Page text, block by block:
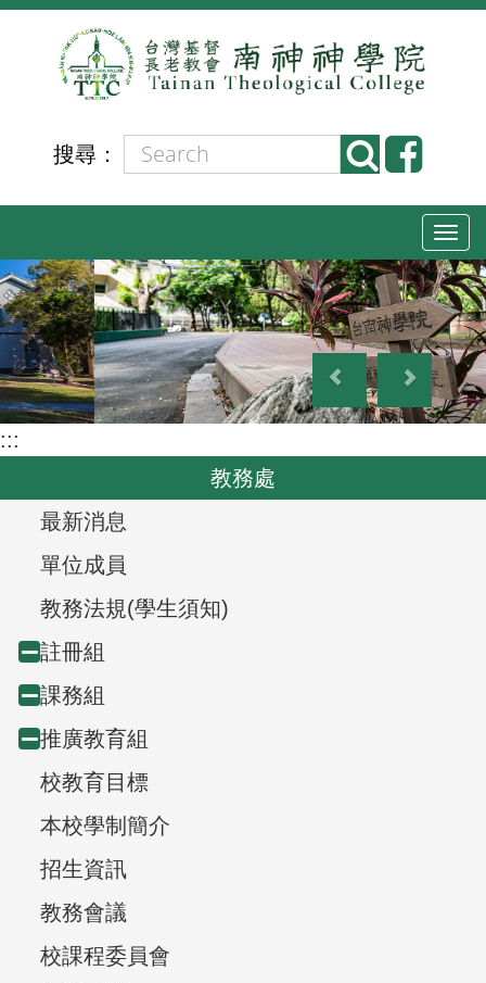
跳
搜尋：
T
o
g
g
l
e
v
P
r
e
e
x
:::
教務處
T
r
e
e
v
i
e
w
,
最新消息
單位成員
教務法規(學生須知)
Collapse
node
註冊組
Collapse
node
課務組
Collapse
node
推廣教育組
校教育目標
本校學制簡介
招生資訊
教務會議
校課程委員會